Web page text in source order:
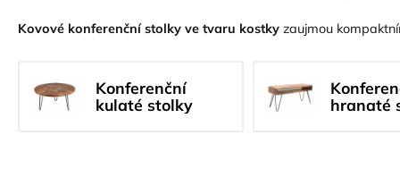
Kovové konferenční stolky ve tvaru kostky zaujmou
Konferenční
kulaté stolky
hranaté